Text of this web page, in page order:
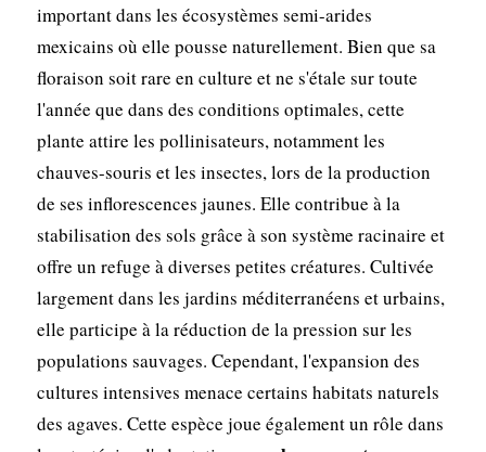
important dans les écosystèmes semi-arides
mexicains où elle pousse naturellement. Bien que sa
floraison soit rare en culture et ne s'étale sur toute
l'année que dans des conditions optimales, cette
plante attire les pollinisateurs, notamment les
chauves-souris et les insectes, lors de la production
de ses inflorescences jaunes. Elle contribue à la
stabilisation des sols grâce à son système racinaire et
offre un refuge à diverses petites créatures. Cultivée
largement dans les jardins méditerranéens et urbains,
elle participe à la réduction de la pression sur les
populations sauvages. Cependant, l'expansion des
cultures intensives menace certains habitats naturels
des agaves. Cette espèce joue également un rôle dans